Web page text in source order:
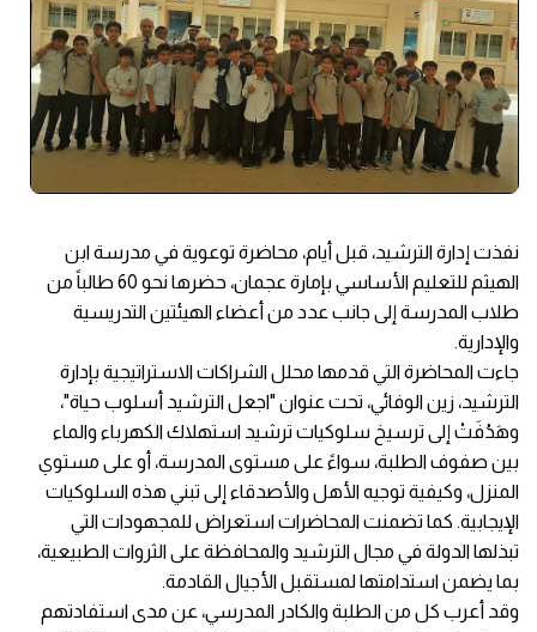
نفذت إدارة الترشيد، قبل أيام، محاضرة توعوية في مدرسة ابن
الهيثم للتعليم الأساسي بإمارة عجمان، حضرها نحو 60 طالباً من
طلاب المدرسة إلى جانب عدد من أعضاء الهيئتين التدريسية
والإدارية.
جاءت المحاضرة التي قدمها محلل الشراكات الاستراتيجية بإدارة
الترشيد، زين الوفائي، تحت عنوان "اجعل الترشيد أسلوب حياة"،
وهَدُفَتْ إلى ترسيخ سلوكيات ترشيد استهلاك الكهرباء والماء
بين صفوف الطلبة، سواءً على مستوى المدرسة، أو على مستوي
المنزل، وكيفية توجيه الأهل والأصدقاء إلى تبني هذه السلوكيات
الإيجابية. كما تضمنت المحاضرات استعراض للمجهودات التي
تبذلها الدولة في مجال الترشيد والمحافظة على الثروات الطبيعية،
بما يضمن استدامتها لمستقبل الأجيال القادمة.
وقد أعرب كل من الطلبة والكادر المدرسي، عن مدى استفادتهم